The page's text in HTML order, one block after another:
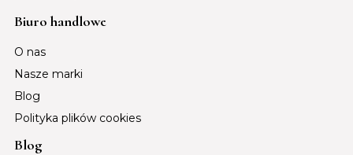
Biuro handlowe
O nas
Nasze marki
Blog
Polityka plików cookies
Blog